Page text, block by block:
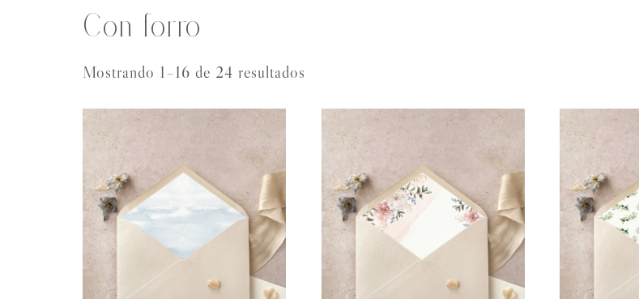
Con forro
Mostrando 1–16 de 24 resultados